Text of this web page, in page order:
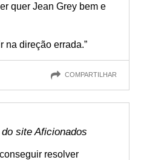
quer Jean Grey bem e
na direção errada.”
COMPARTILHAR
site Aficionados
resolver